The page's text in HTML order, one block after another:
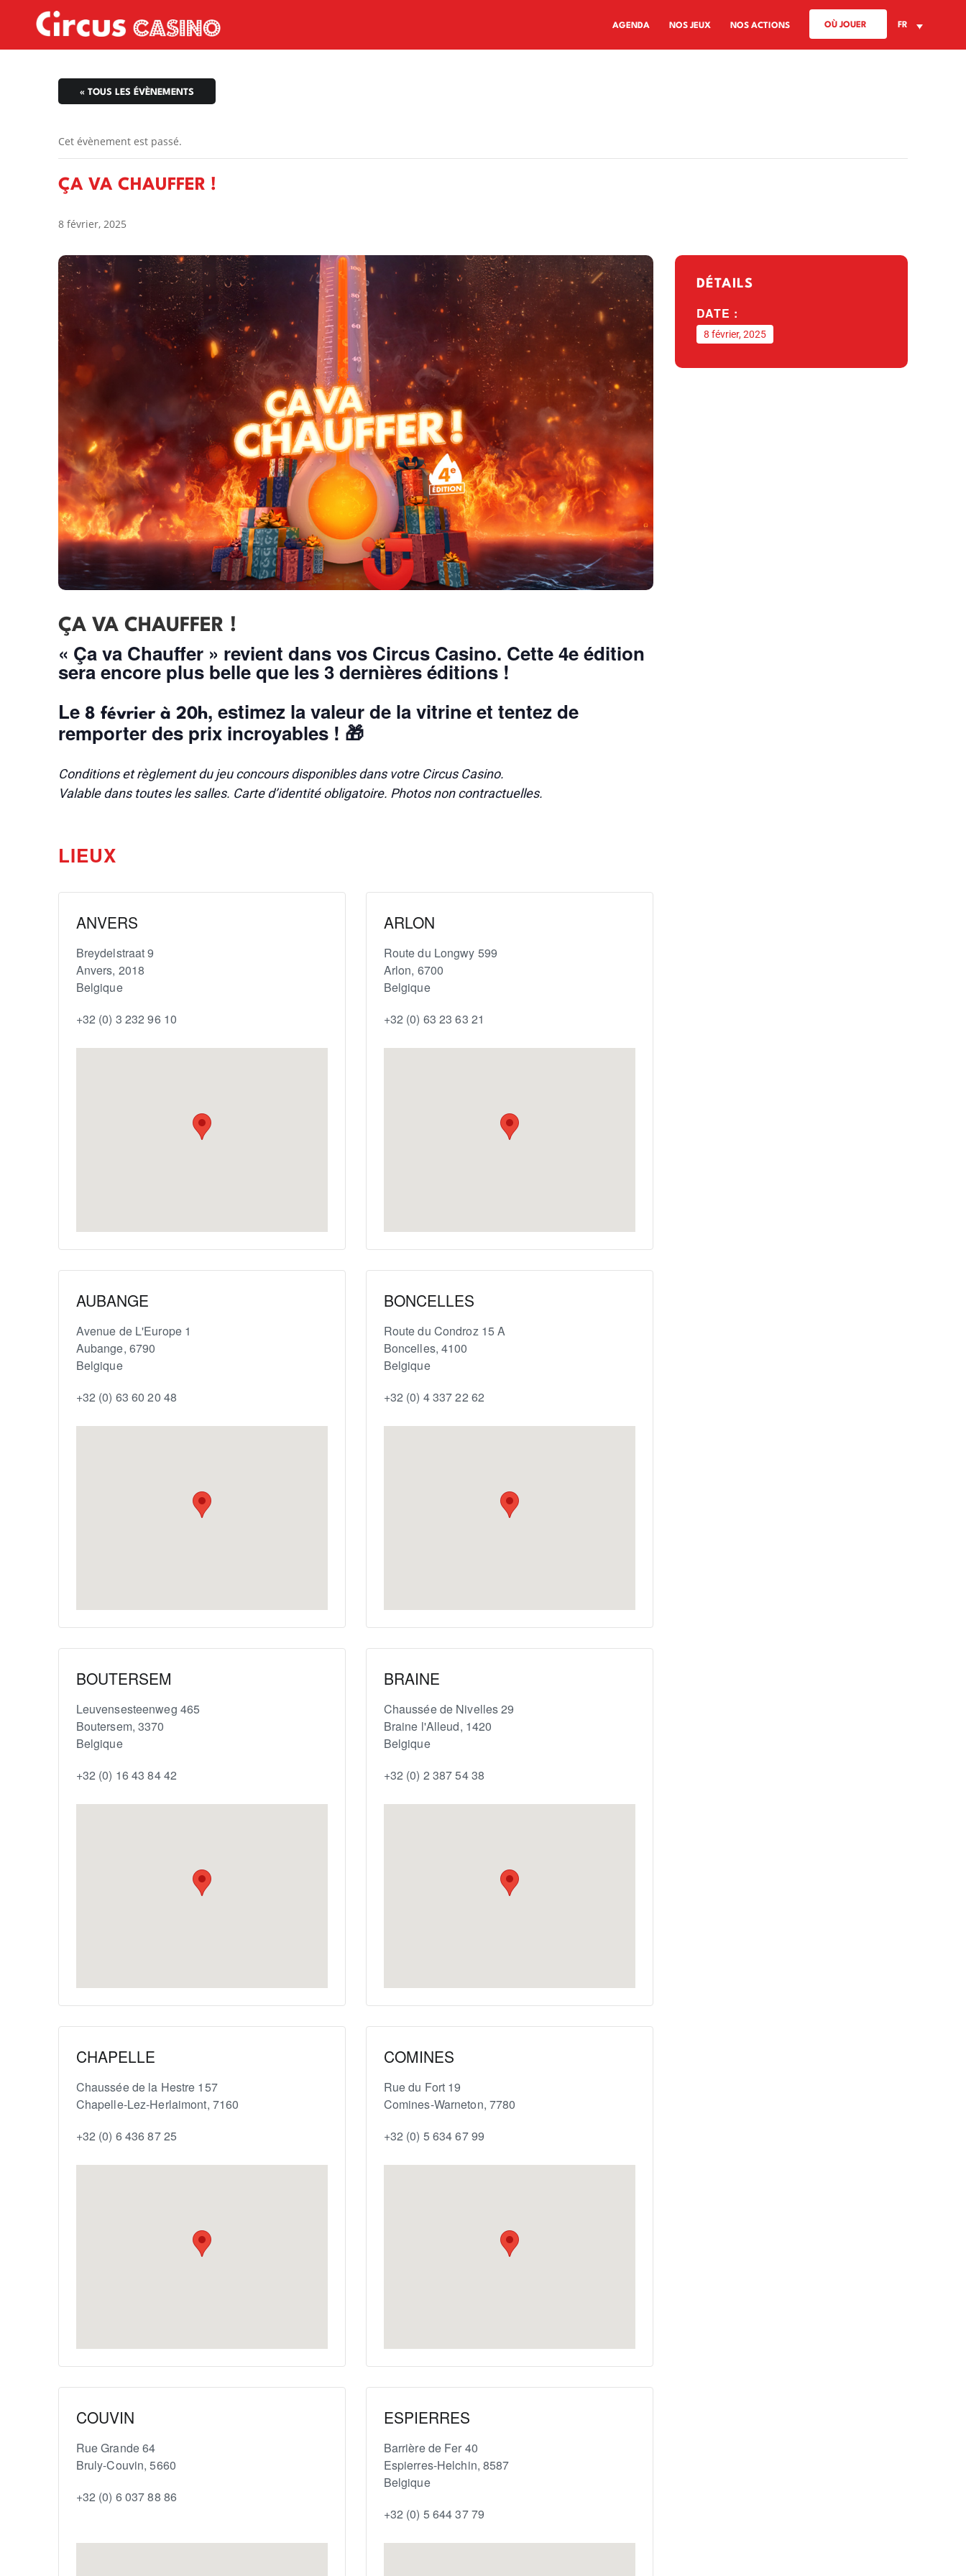
AGENDA NOS JEUX NOS ACTIONS OÙ JOUER FR
« TOUS LES ÉVÈNEMENTS
Cet évènement est passé.
ÇA VA CHAUFFER !
8 février, 2025
ÇA VA CHAUFFER !
« Ça va Chauffer » revient dans vos Circus Casino. Cette 4e édition
sera encore plus belle que les 3 dernières éditions !
Le 8 février à 20h, estimez la valeur de la vitrine et tentez de
remporter des prix incroyables ! 🎁
Conditions et règlement du jeu concours disponibles dans votre Circus Casino.
Valable dans toutes les salles. Carte d’identité obligatoire. Photos non contractuelles.
DÉTAILS
DATE :
8 février, 2025
LIEUX
ANVERS
Breydelstraat 9
Anvers, 2018
Belgique
+32 (0) 3 232 96 10
ARLON
Route du Longwy 599
Arlon, 6700
Belgique
+32 (0) 63 23 63 21
AUBANGE
Avenue de L'Europe 1
Aubange, 6790
Belgique
+32 (0) 63 60 20 48
BONCELLES
Route du Condroz 15 A
Boncelles, 4100
Belgique
+32 (0) 4 337 22 62
BOUTERSEM
Leuvensesteenweg 465
Boutersem, 3370
Belgique
+32 (0) 16 43 84 42
BRAINE
Chaussée de Nivelles 29
Braine l'Alleud, 1420
Belgique
+32 (0) 2 387 54 38
CHAPELLE
Chaussée de la Hestre 157
Chapelle-Lez-Herlaimont, 7160
+32 (0) 6 436 87 25
COMINES
Rue du Fort 19
Comines-Warneton, 7780
+32 (0) 5 634 67 99
COUVIN
Rue Grande 64
Bruly-Couvin, 5660
+32 (0) 6 037 88 86
ESPIERRES
Barrière de Fer 40
Espierres-Helchin, 8587
Belgique
+32 (0) 5 644 37 79